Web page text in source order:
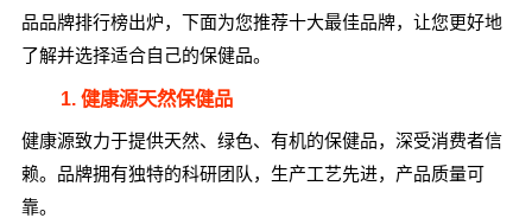
品品牌排行榜出炉，下面为您推荐十大最佳品牌，让您更好地
了解并选择适合自己的保健品。
1. 健康源天然保健品
健康源致力于提供天然、绿色、有机的保健品，深受消费者信
赖。品牌拥有独特的科研团队，生产工艺先进，产品质量可
靠。